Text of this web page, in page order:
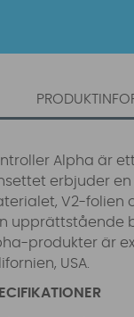
Alpha är
erbjuder
V2-folien
upprättstående
produkter är
USA.